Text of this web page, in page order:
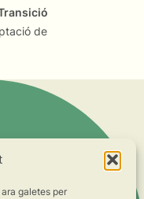
galetes per
de